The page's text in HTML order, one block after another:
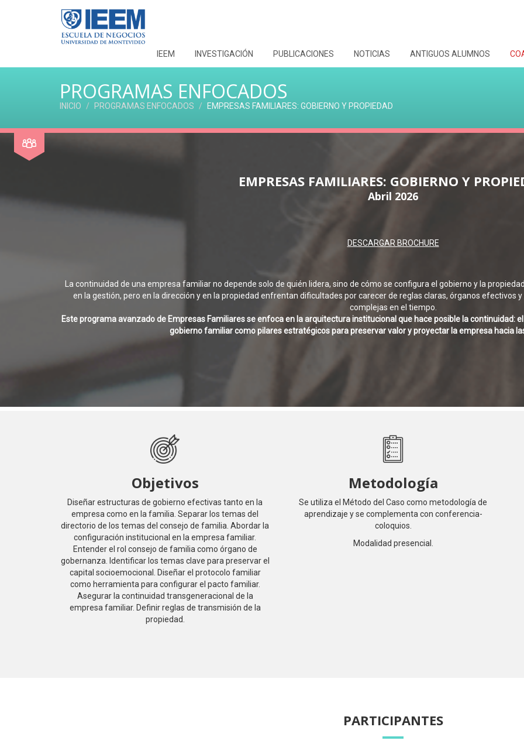
IEEM INVESTIGACIÓN PUBLICACIONES NOTICIAS ANTIGUOS ALUMNOS
PROGRAMAS ENFOCADOS
INICIO PROGRAMAS ENFOCADOS EMPRESAS FAMILIARES: GOBIERNO Y PROPIEDAD
EMPRESAS FAMILIARES: GOBIERNO Y
Abril 2026
DESCARGAR BROCHURE
La continuidad de una empresa familiar no depende solo de quién lidera, sino de cómo se configura el gobierno y la
en la gestión, pero en la dirección y en la propiedad enfrentan dificultades por carecer de reglas claras, órganos efectivos
complejas en el tiempo.
Este programa avanzado de Empresas Familiares se enfoca en la arquitectura institucional que hace posible la continuidad:
gobierno familiar como pilares estratégicos para preservar valor y proyectar la empresa hacia
Objetivos
Diseñar estructuras de gobierno efectivas tanto en la
empresa como en la familia. Separar los temas del
directorio de los temas del consejo de familia. Abordar la
configuración institucional en la empresa familiar.
Entender el rol consejo de familia como órgano de
gobernanza. Identificar los temas clave para preservar el
capital socioemocional. Diseñar el protocolo familiar
como herramienta para configurar el pacto familiar.
Asegurar la continuidad transgeneracional de la
empresa familiar. Definir reglas de transmisión de la
propiedad.
Metodología
Se utiliza el Método del Caso como metodología de
aprendizaje y se complementa con conferencia-
coloquios.
Modalidad presencial.
PARTICIPANTES